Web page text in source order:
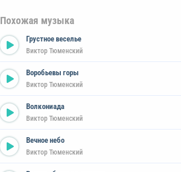
Похожая музыка
Грустное веселье
Виктор Тюменский
Воробьевы горы
Виктор Тюменский
Волкониада
Виктор Тюменский
Вечное небо
Виктор Тюменский